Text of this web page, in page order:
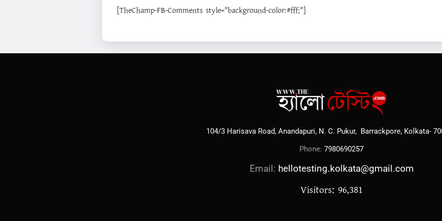
[TheChamp-FB-Comments style="background-color:#fff;"]
104/3 Harisava Road, Anandapuri, N. C. Pukur, Barrackpore, Kolkata-
Phone: 7980690257
Email: hellotesting.kolkata@gmail.com
Visitors: 96,381